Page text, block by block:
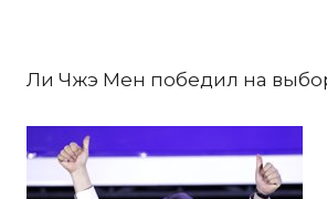
Ли Чжэ Мен победил на